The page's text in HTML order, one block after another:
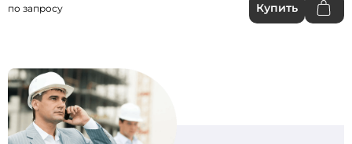
по запросу Купить